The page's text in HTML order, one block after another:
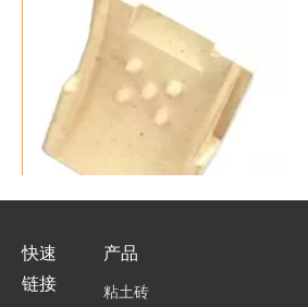
耐火粘土砖
快速
链接
产品
粘土砖